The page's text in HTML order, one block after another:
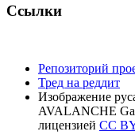
Ссылки
Репозиторий
Тред на реддит
Изображение
AVALANCHE
лицензией CC